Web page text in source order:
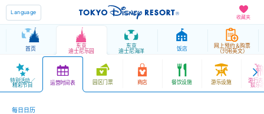
收藏夹
Language
首页 东京
迪士尼乐园
东京
迪士尼海洋 饭店 网上预约＆购票
（只用英文）
特别活动／
精彩节目 运营时间表 园区门票 商店 餐饮设施 游乐设施 游行
娱乐
每日日历